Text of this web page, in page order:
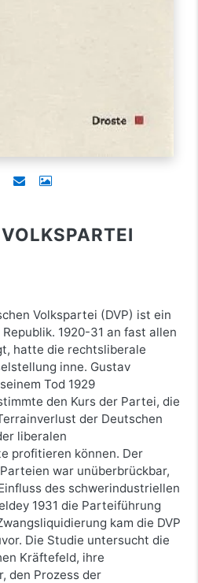
Volkspartei (DVP) ist ein
1920-31 an fast allen
hatte die rechtsliberale
inne. Gustav
Tod 1929
den Kurs der Partei, die
der Deutschen
liberalen
profitieren können. Der
war unüberbrückbar,
des schwerindustriellen
1931 die Parteiführung
kam die DVP
Die Studie untersucht die
Kräftefeld, ihre
den Prozess der